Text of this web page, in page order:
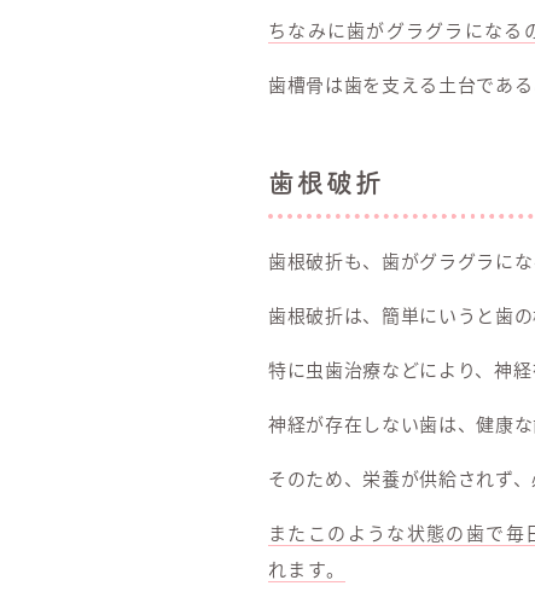
ちなみに歯がグラグラになる
歯槽骨は歯を支える土台であ
歯根破折
歯根破折も、歯がグラグラにな
歯根破折は、簡単にいうと歯
特に虫歯治療などにより、神
神経が存在しない歯は、健康
そのため、栄養が供給されず
またこのような状態の歯で
れます。